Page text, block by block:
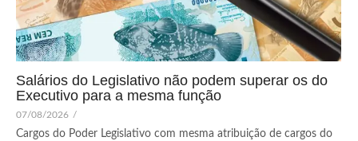
Salários do Legislativo não podem superar os do
Executivo para a mesma função
07/08/2026 /
Cargos do Poder Legislativo com mesma atribuição de cargos do